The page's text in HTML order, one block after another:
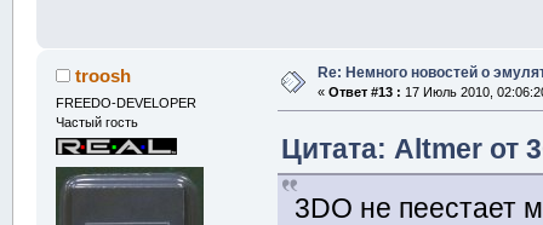
troosh
FREEDO-DEVELOPER
Частый гость
Re: Немного новостей о
« Ответ #13 : 17 Июль 2010,
Цитата: Altmer от
3DO не пеестает